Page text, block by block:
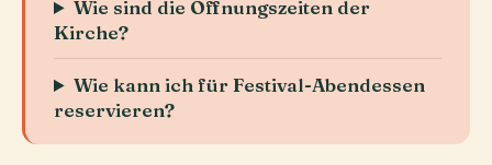
Wie sind die Öffnungszeiten der
Kirche?
Wie kann ich für Festival-Abendessen
reservieren?